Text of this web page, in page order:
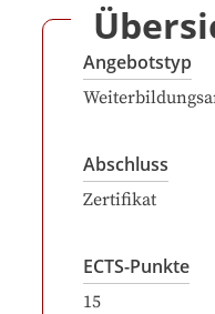
Angebotstyp
Abschluss
Zertifikat
ECTS-Punkte
15